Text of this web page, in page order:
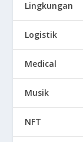
Lingkungan
Logistik
Medical
Musik
NFT